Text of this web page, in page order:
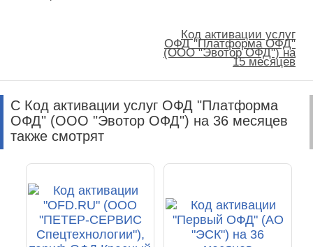
Код активации услуг
ОФД "Платформа ОФД"
(ООО "Эвотор ОФД") на
15 месяцев
С Код активации услуг ОФД "Платформа
ОФД" (ООО "Эвотор ОФД") на 36 месяцев
также смотрят